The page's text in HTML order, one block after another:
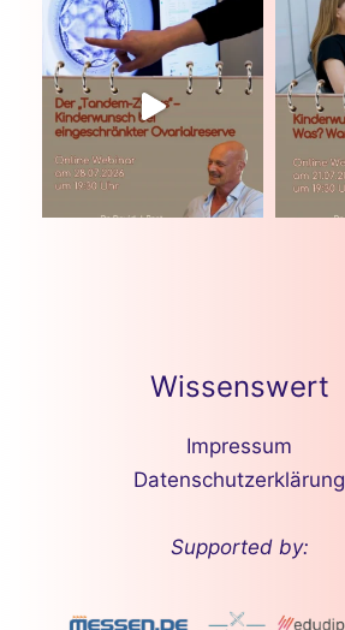
Wissenswert
Impressum
Datenschutzerklärung
Supported by: